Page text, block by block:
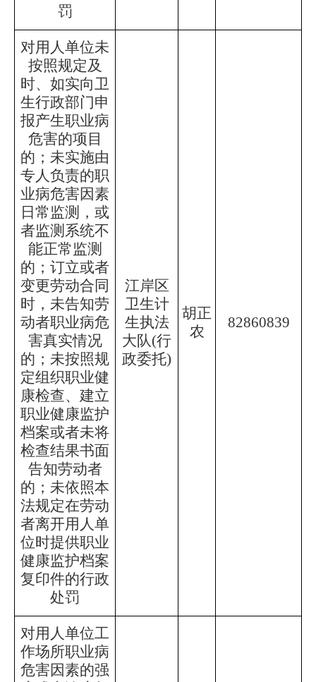
罚
对用人单位未
按照规定及
时、如实向卫
生行政部门申
报产生职业病
危害的项目
的；未实施由
专人负责的职
业病危害因素
日常监测，或
者监测系统不
能正常监测
的；订立或者
变更劳动合同
时，未告知劳
动者职业病危
害真实情况
的；未按照规
定组织职业健
康检查、建立
职业健康监护
档案或者未将
检查结果书面
告知劳动者
的；未依照本
法规定在劳动
者离开用人单
位时提供职业
健康监护档案
复印件的行政
处罚
江岸区
卫生计
生执法
大队(行
政委托)
胡正
农
82860839
对用人单位工
作场所职业病
危害因素的强